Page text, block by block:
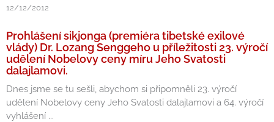
12/12/2012
Prohlášení sikjonga (premiéra tibetské exilové
vlády) Dr. Lozang Senggeho u příležitosti 23. výročí
udělení Nobelovy ceny míru Jeho Svatosti
dalajlamovi.
Dnes jsme se tu sešli, abychom si připomněli 23. výročí
udělení Nobelovy ceny Jeho Svatosti dalajlamovi a 64. výročí
vyhlášení ...